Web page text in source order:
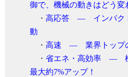
御で、機械の動きはどう変
・ 高応答 ― インパク
動
・ 高速 ― 業界トップの
・ 省エネ・高効率 ―
最大約7%アップ！